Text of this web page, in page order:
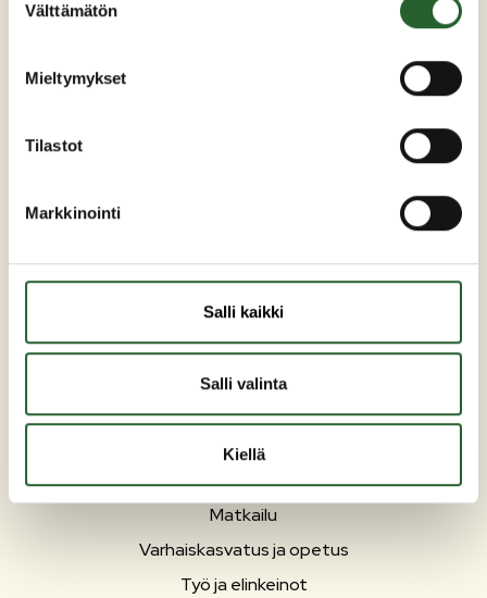
valinta
Välttämätön
Mieltymykset
Tilastot
Markkinointi
Salli kaikki
Salli valinta
Kiellä
PUOLANKA
Asuminen ja ympäristö
Liikunta ja vapaa-aika
Matkailu
Varhaiskasvatus ja opetus
Työ ja elinkeinot